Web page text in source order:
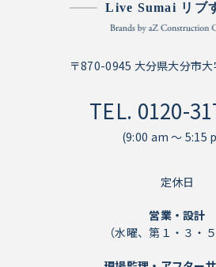
Live Sumai リブ
〒870-0945 大分県大分市
TEL. 0120-
(9:00 am ～ 5:15
定休日
営業・設計
（水曜、第１・３・５